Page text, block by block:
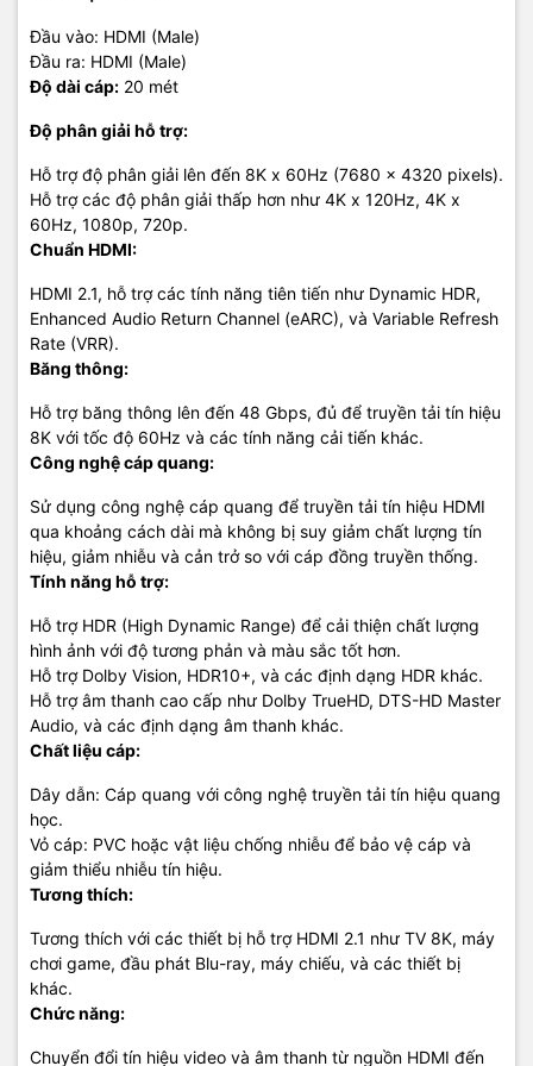
Đầu vào: HDMI (Male)
Đầu ra: HDMI (Male)
Độ dài cáp: 20 mét
Độ phân giải hỗ trợ:
Hỗ trợ độ phân giải lên đến 8K x 60Hz (7680 x 4320 pixels).
Hỗ trợ các độ phân giải thấp hơn như 4K x 120Hz, 4K x
60Hz, 1080p, 720p.
Chuẩn HDMI:
HDMI 2.1, hỗ trợ các tính năng tiên tiến như Dynamic HDR,
Enhanced Audio Return Channel (eARC), và Variable Refresh
Rate (VRR).
Băng thông:
Hỗ trợ băng thông lên đến 48 Gbps, đủ để truyền tải tín hiệu
8K với tốc độ 60Hz và các tính năng cải tiến khác.
Công nghệ cáp quang:
Sử dụng công nghệ cáp quang để truyền tải tín hiệu HDMI
qua khoảng cách dài mà không bị suy giảm chất lượng tín
hiệu, giảm nhiễu và cản trở so với cáp đồng truyền thống.
Tính năng hỗ trợ:
Hỗ trợ HDR (High Dynamic Range) để cải thiện chất lượng
hình ảnh với độ tương phản và màu sắc tốt hơn.
Hỗ trợ Dolby Vision, HDR10+, và các định dạng HDR khác.
Hỗ trợ âm thanh cao cấp như Dolby TrueHD, DTS-HD Master
Audio, và các định dạng âm thanh khác.
Chất liệu cáp:
Dây dẫn: Cáp quang với công nghệ truyền tải tín hiệu quang
học.
Vỏ cáp: PVC hoặc vật liệu chống nhiễu để bảo vệ cáp và
giảm thiểu nhiễu tín hiệu.
Tương thích:
Tương thích với các thiết bị hỗ trợ HDMI 2.1 như TV 8K, máy
chơi game, đầu phát Blu-ray, máy chiếu, và các thiết bị
khác.
Chức năng:
Chuyển đổi tín hiệu video và âm thanh từ nguồn HDMI đến
Cáp mạng của VegGieg được sản xuất với công nghệ tiên tiến,
đảm bảo tốc độ truyền tải dữ liệu ổn định và bền bỉ, phù hợp cho
cả mạng gia đình và doanh nghiệp.
Cáp Âm Thanh
Cáp âm thanh của VegGieg mang lại chất lượng âm thanh tuyệt
vời, phù hợp cho các thiết bị âm thanh chuyên nghiệp và hệ
thống giải trí gia đình.
Đánh Giá và Phản Hồi Từ
Khách Hàng
VegGieg nhận được nhiều đánh giá tích cực từ khách hàng về
chất lượng và độ bền của sản phẩm. Khách hàng đánh giá cao
sự đa dạng và hiệu suất ổn định của các loại giắc chuyển đổi và
dây cáp, cũng như dịch vụ hỗ trợ tận tình từ thương hiệu.
Kết Luận
VegGieg là lựa chọn hàng đầu cho các giải pháp kết nối và
truyền tải dữ liệu. Với cam kết về chất lượng, độ tin cậy và đa
tiêu dùng mà còn mang lại trải nghiệm kết nối hoàn hảo và bền
vững.
Địa chỉ: Số 158, ngõ 192 Phố Lê Trọng Tấn, Quận Hoàng Mai Hà
Nội
Điện thoại: 0976115555
Website:https://tic.vn/
VegGieg - Kết nối mạnh mẽ, truyền tải hoàn hảo.